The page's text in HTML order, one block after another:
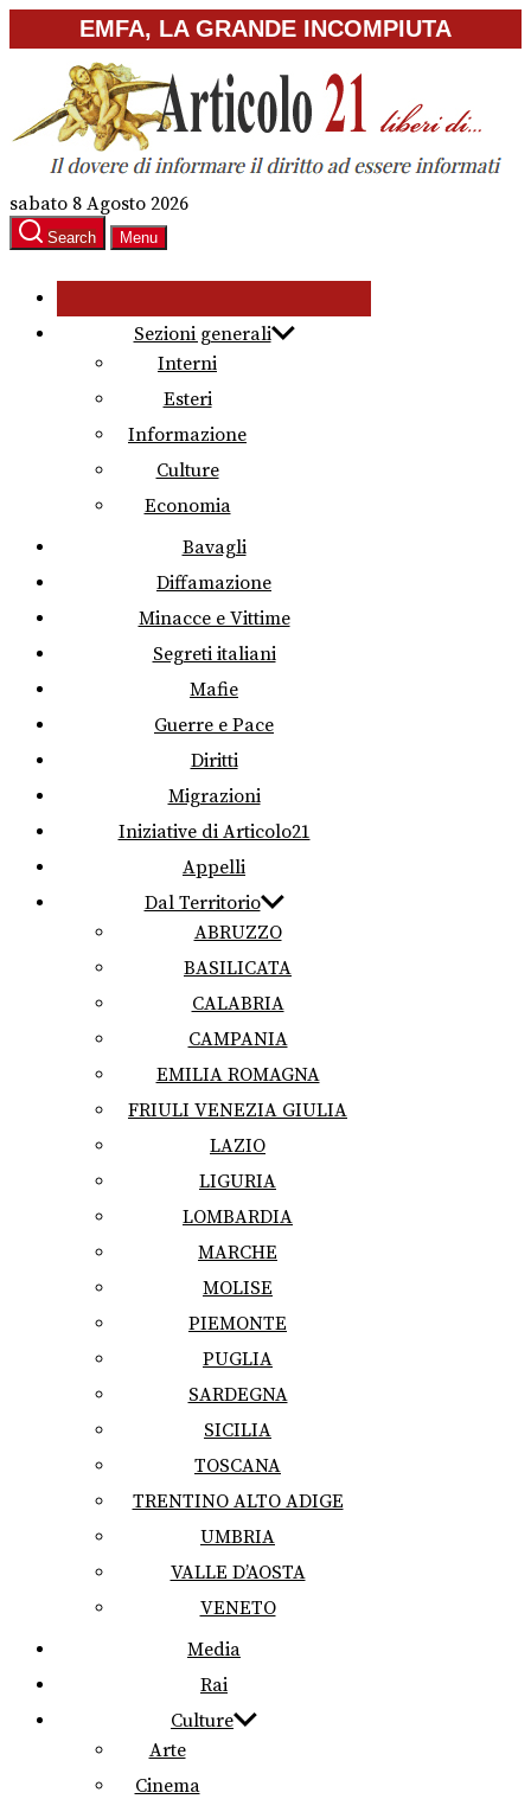
to
content
EMFA, LA GRANDE INCOMPIUTA
sabato 8 Agosto 2026
Search Menu
Sezioni generali
Interni
Esteri
Informazione
Culture
Economia
Bavagli
Diffamazione
Minacce e Vittime
Segreti italiani
Mafie
Guerre e Pace
Diritti
Migrazioni
Iniziative di Articolo21
Appelli
Dal Territorio
ABRUZZO
BASILICATA
CALABRIA
CAMPANIA
EMILIA ROMAGNA
FRIULI VENEZIA GIULIA
LAZIO
LIGURIA
LOMBARDIA
MARCHE
MOLISE
PIEMONTE
PUGLIA
SARDEGNA
SICILIA
TOSCANA
TRENTINO ALTO ADIGE
UMBRIA
VALLE D’AOSTA
VENETO
Media
Rai
Culture
Arte
Cinema